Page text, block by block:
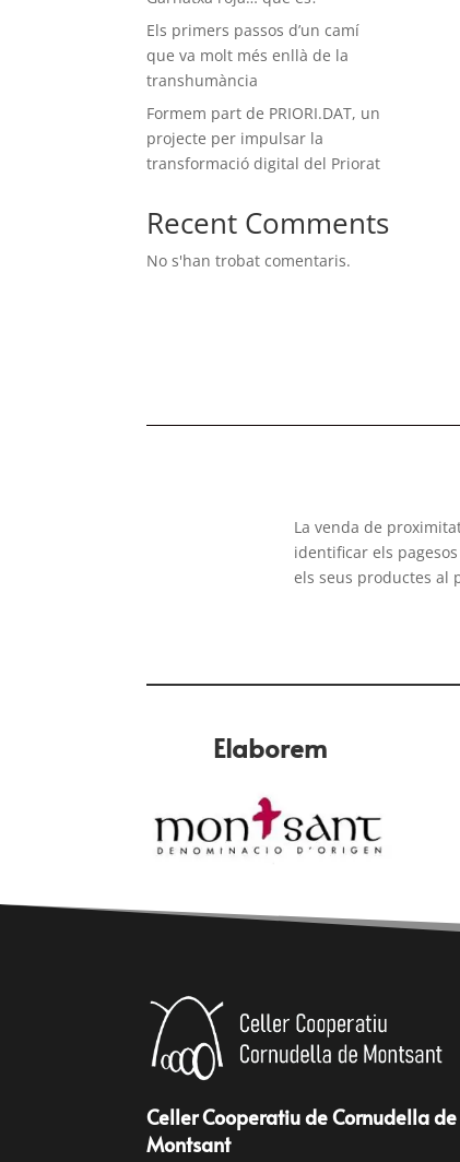
Els primers passos d’un camí
que va molt més enllà de la
transhumància
Formem part de PRIORI.DAT, un
projecte per impulsar la
transformació digital del Priorat
Recent Comments
No s'han trobat comentaris.
La venda de
identificar els
els seus productes al
Elaborem
Celler Cooperatiu de Cornudella de
Montsant